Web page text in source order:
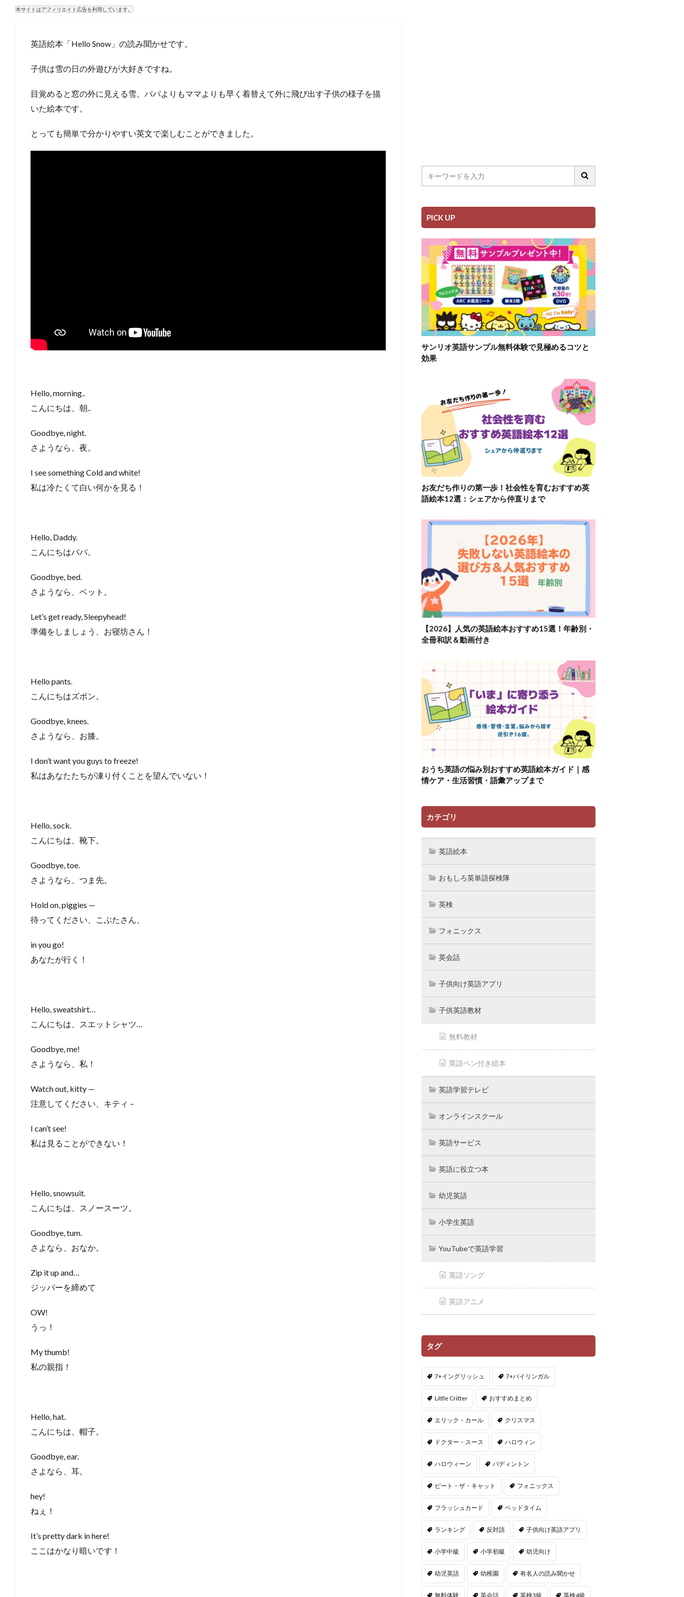
本サイトはアフィリエイト広告を利用しています。
英語絵本「Hello Snow」の読み聞かせです。
子供は雪の日の外遊びが大好きですね。
目覚めると窓の外に見える雪。パパよりもママよりも早く着替えて外に飛び出す子供の様子を描
いた絵本です。
とっても簡単で分かりやすい英文で楽しむことができました。
Hello, morning..
こんにちは、朝..
Goodbye, night.
さようなら、夜。
I see something Cold and white!
私は冷たくて白い何かを見る！
Hello, Daddy.
こんにちはパパ。
Goodbye, bed.
さようなら、ベット。
Let’s get ready, Sleepyhead!
準備をしましょう、お寝坊さん！
Hello pants.
こんにちはズボン。
Goodbye, knees.
さようなら、お膝。
I don’t want you guys to freeze!
私はあなたたちが凍り付くことを望んでいない！
Hello, sock.
こんにちは、靴下。
Goodbye, toe.
さようなら、つま先。
Hold on, piggies —
待ってください、こぶたさん、
in you go!
あなたが行く！
Hello, sweatshirt…
こんにちは、スエットシャツ…
Goodbye, me!
さようなら、私！
Watch out, kitty —
注意してください、キティ –
I can’t see!
私は見ることができない！
Hello, snowsuit.
こんにちは、スノースーツ。
Goodbye, tum.
さよなら、おなか。
Zip it up and…
ジッパーを締めて
OW!
うっ！
My thumb!
私の親指！
Hello, hat.
こんにちは、帽子。
Goodbye, ear.
さよなら、耳。
hey!
ねぇ！
It’s pretty dark in here!
ここはかなり暗いです！
PICK UP
サンリオ英語サンプル無料体験で見極めるコツと
効果
お友だち作りの第一歩！社会性を育むおすすめ英
語絵本12選：シェアから仲直りまで
【2026】人気の英語絵本おすすめ15選！年齢別・
全冊和訳＆動画付き
おうち英語の悩み別おすすめ英語絵本ガイド｜感
情ケア・生活習慣・語彙アップまで
カテゴリ
英語絵本
おもしろ英単語探検隊
英検
フォニックス
英会話
子供向け英語アプリ
子供英語教材
無料教材
英語ペン付き絵本
英語学習テレビ
オンラインスクール
英語サービス
英語に役立つ本
幼児英語
小学生英語
YouTubeで英語学習
英語ソング
英語アニメ
タグ
7+イングリッシュ 7+バイリンガル
Little Critter おすすめまとめ
エリック・カール クリスマス
ドクター・スース ハロウィン
ハロウィーン パディントン
ピート・ザ・キャット フォニックス
フラッシュカード ベッドタイム
ランキング 反対語 子供向け英語アプリ
小学中級 小学初級 幼児向け
幼児英語 幼稚園 有名人の読み聞かせ
無料体験 英会話 英検3級 英検4級